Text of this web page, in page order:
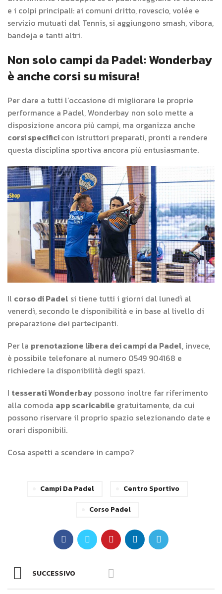
e i colpi principali: ai comuni dritto, rovescio, volée e
servizio mutuati dal Tennis, si aggiungono smash, vibora,
bandeja e tanti altri.
Non solo campi da Padel: Wonderbay
è anche corsi su misura!
Per dare a tutti l’occasione di migliorare le proprie
performance a Padel, Wonderbay non solo mette a
disposizione ancora più campi, ma organizza anche
corsi specificicon istruttori preparati, pronti a rendere
questa disciplina sportiva ancora più entusiasmante.
Il corso di Padel si tiene tutti i giorni dal lunedì al
venerdì, secondo le disponibilità e in base al livello di
preparazione dei partecipanti.
Per la prenotazione libera dei campi da Padel, invece,
è possibile telefonare al numero 0549 904168 e
richiedere la disponibilità degli spazi.
I tesserati Wonderbay possono inoltre far riferimento
alla comoda app scaricabile gratuitamente, da cui
possono riservare il proprio spazio selezionando date e
orari disponibili.
Cosa aspetti a scendere in campo?
Campi Da Padel
Centro Sportivo
Corso Padel
SUCCESSIVO